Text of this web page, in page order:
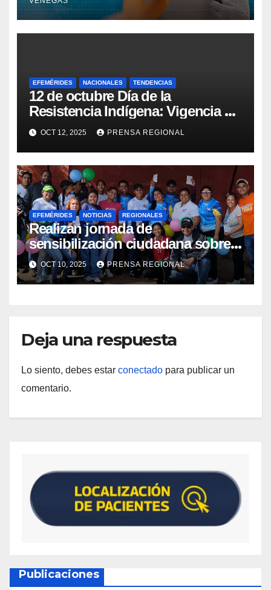
EFEMÉRIDES NACIONALES TENDENCIAS
12 de octubre Día de la
Resistencia Indígena: Vigencia de
la lucha y la salud pluricultural
OCT 12, 2025 PRENSA REGIONAL
EFEMÉRIDES NOTICIAS REGIONALES
Realizan jornada de
sensibilización ciudadana sobre
Salud Mental en Amazonas
OCT 10, 2025 PRENSA REGIONAL
Deja una respuesta
Lo siento, debes estar conectado para publicar un
comentario.
Publicaciones